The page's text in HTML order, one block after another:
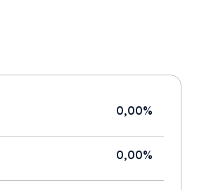
0,00%
0,00%